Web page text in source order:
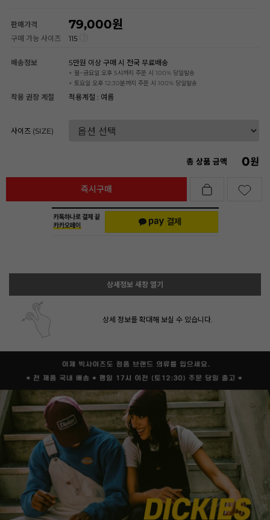
판매가격 79,000
구매 가능 사이즈 115
배송정보 5만원 이상 구매 시 전국 무료배송
+ 월~금요일 오후 5시까지 주문 시 100% 당일발송
+ 토요일 오후 12:30분까지 주문 시 100% 당일발송
착용 권장 계절 적용계절 : 여름
사이즈 (SIZE)
총 상품 금액 0원
즉시구매
상세정보 새창 열기
상세 정보를 확대해 보실 수 있습니다.